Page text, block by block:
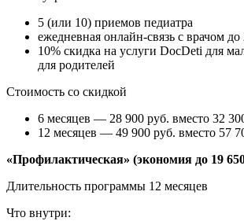
5 (или 10) приемов педиатра
ежедневная онлайн-связь с врачом до
10% скидка на услуги DocDeti для
для родителей
Стоимость со скидкой
6 месяцев — 28 900 руб. вместо 32
12 месяцев — 49 900 руб. вместо 57
«Профилактическая» (экономия до 19
Длительность программы 12 месяцев
Что внутри: